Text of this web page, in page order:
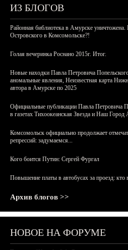
ИЗ БЛОГОВ
Районная библиотека в Амурске уничтожена.
Островского в Комсомольске?!
Голая вечеринка Роснано 2015г. Итог.
Новые находки Павла Петровича
аномальные явления, Неизвестная карта
автора в Амурске по 2025
Официальные публикации Павла Петровича
в газетах Тихоокеанская Звезда и Наш
Комсомольск официально продолжает
репрессий: задумаемся...
Кого боится Путин: Сергей Фургал
Повышение платы в автобусах за проезд: кто
Архив блогов >>
НОВОЕ НА ФОРУМЕ